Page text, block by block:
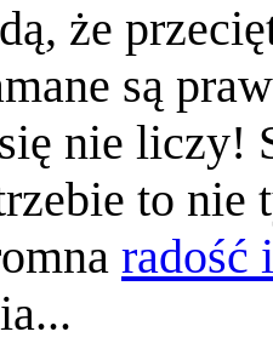
że
są
nie liczy!
to nie
radość